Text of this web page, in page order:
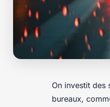
On investit des
bureaux,